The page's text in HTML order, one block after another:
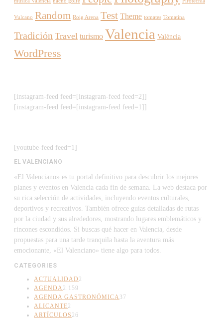
Vulcano Random Roig Arena Test Theme tomates Tomatina
Tradición Travel turismo Valencia València
WordPress
[instagram-feed feed=[instagram-feed feed=2]]
[instagram-feed feed=[instagram-feed feed=1]]
[youtube-feed feed=1]
EL VALENCIANO
«El Valenciano» es tu portal definitivo para descubrir los mejores
planes y eventos en Valencia cada fin de semana. La web destaca por
su rica selección de actividades, incluyendo eventos culturales,
deportivos y recreativos. También ofrece guías detalladas de rutas
por la ciudad y sus alrededores, mostrando lugares emblemáticos y
rincones escondidos. Si buscas qué hacer en Valencia, desde
propuestas para una tarde tranquila hasta la aventura más
emocionante, «El Valenciano» tiene algo para todos.
CATEGORIES
ACTUALIDAD 2
AGENDA2.159
AGENDA GASTRONÓMICA37
ALICANTE2
ARTÍCULOS 26